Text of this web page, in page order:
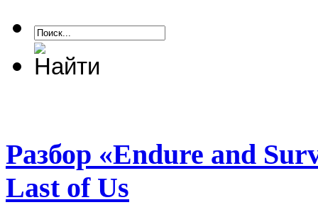
Разбор «Endure and
Last of Us